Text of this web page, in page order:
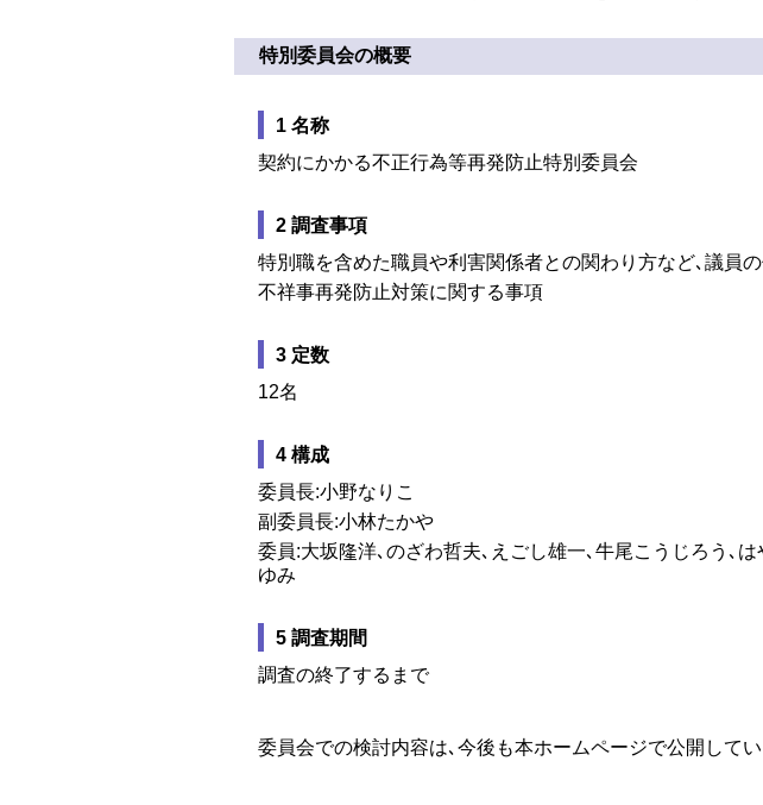
特別委員会の概要
1 名称
契約にかかる不正行為等再発防止特別委員会
2 調査事項
特別職を含めた職員や利害関係者との関わり方など､議員
不祥事再発防止対策に関する事項
3 定数
12名
4 構成
委員長:小野なりこ
副委員長:小林たかや
委員:大坂隆洋､のざわ哲夫､えごし雄一､牛尾こうじろう､
ゆみ
5 調査期間
調査の終了するまで
委員会での検討内容は､今後も本ホームページで公開して